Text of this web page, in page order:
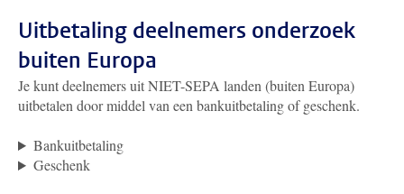
Uitbetaling deelnemers onderzoek
buiten Europa
Je kunt deelnemers uit NIET-SEPA landen (buiten Europa)
uitbetalen door middel van een bankuitbetaling of geschenk.
Bankuitbetaling
Geschenk